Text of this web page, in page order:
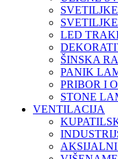
LED
ŠINSKA
PANIK
PRIBOR I
STONE
VENTILACIJA